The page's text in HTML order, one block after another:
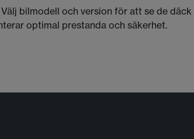
bilmodell och version för att se de
optimal prestanda och säkerhet.